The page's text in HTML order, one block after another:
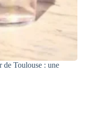
de Toulouse : une